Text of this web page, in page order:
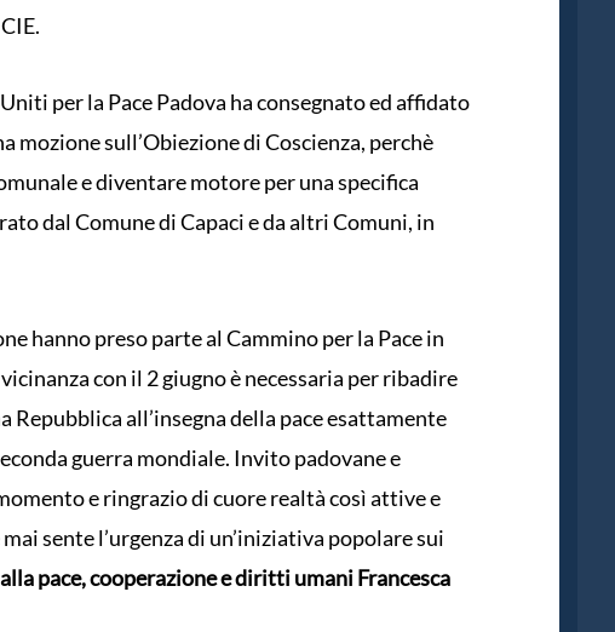
per la Pace Padova ha consegnato ed affidato
mozione sull’Obiezione di Coscienza, perchè
e diventare motore per una specifica
dal Comune di Capaci e da altri Comuni, in
hanno preso parte al Cammino per la Pace in
con il 2 giugno è necessaria per ribadire
Repubblica all’insegna della pace esattamente
guerra mondiale. Invito padovane e
e ringrazio di cuore realtà così attive e
sente l’urgenza di un’iniziativa popolare sui
pace, cooperazione e diritti umani Francesca